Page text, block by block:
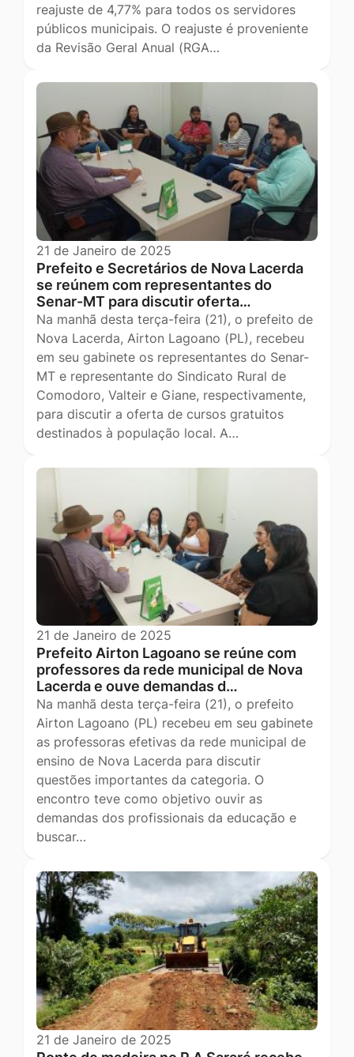
reajuste de 4,77% para todos os servidores
públicos municipais. O reajuste é proveniente
da Revisão Geral Anual (RGA…
21 de Janeiro de 2025
Prefeito e Secretários de Nova Lacerda
se reúnem com representantes do
Senar-MT para discutir oferta…
Na manhã desta terça-feira (21), o prefeito de
Nova Lacerda, Airton Lagoano (PL), recebeu
em seu gabinete os representantes do Senar-
MT e representante do Sindicato Rural de
Comodoro, Valteir e Giane, respectivamente,
para discutir a oferta de cursos gratuitos
destinados à população local. A…
21 de Janeiro de 2025
Prefeito Airton Lagoano se reúne com
professores da rede municipal de Nova
Lacerda e ouve demandas d…
Na manhã desta terça-feira (21), o prefeito
Airton Lagoano (PL) recebeu em seu gabinete
as professoras efetivas da rede municipal de
ensino de Nova Lacerda para discutir
questões importantes da categoria. O
encontro teve como objetivo ouvir as
demandas dos profissionais da educação e
buscar…
21 de Janeiro de 2025